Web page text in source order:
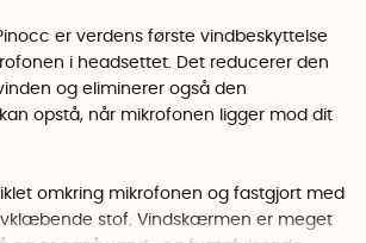
er verdens første vindbeskyttelse
i headsettet. Det reducerer den
og eliminerer også den
opstå, når mikrofonen ligger mod dit
omkring mikrofonen og fastgjort med
stof. Vindskærmen er meget